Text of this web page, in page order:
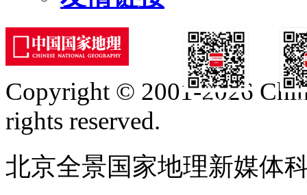
订阅号
Copyright © 2001-2026
rights reserved.
北京全景国家地理新媒体